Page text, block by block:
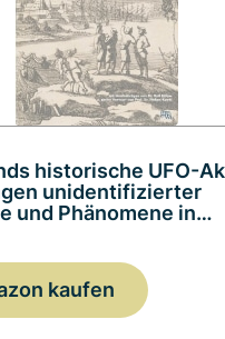
historische UFO-
unidentifizierter
und Phänomene in…
kaufen